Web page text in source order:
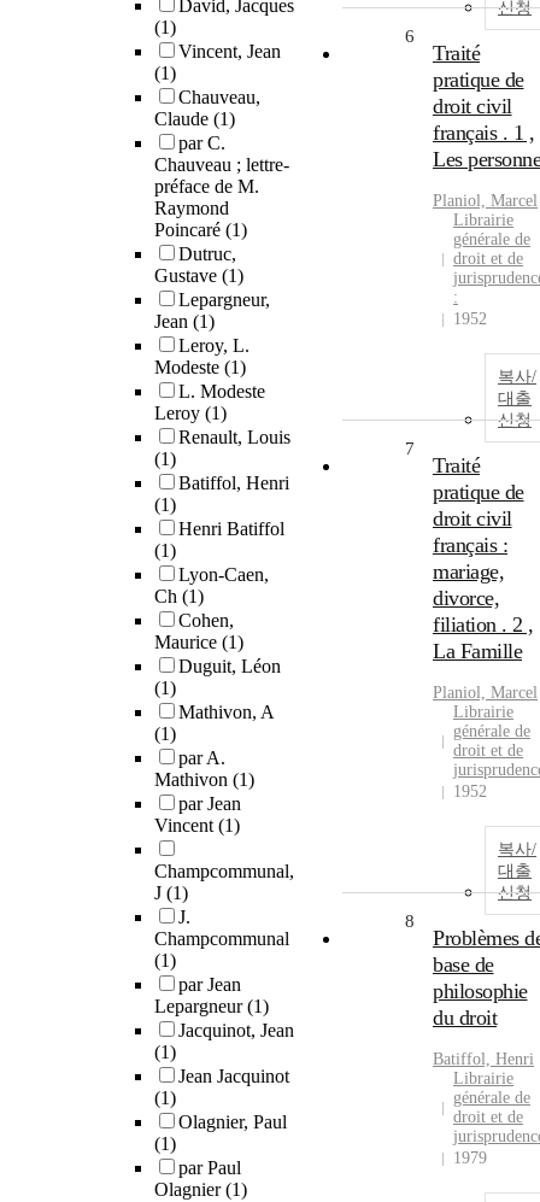
David, Jacques
(1)
Vincent, Jean
(1)
Chauveau,
Claude (1)
par C.
Chauveau ; lettre-
préface de M.
Raymond
Poincaré (1)
Dutruc,
Gustave (1)
Lepargneur,
Jean (1)
Leroy, L.
Modeste (1)
L. Modeste
Leroy (1)
Renault, Louis
(1)
Batiffol, Henri
(1)
Henri Batiffol
(1)
Lyon-Caen,
Ch (1)
Cohen,
Maurice (1)
Duguit, Léon
(1)
Mathivon, A
(1)
par A.
Mathivon (1)
par Jean
Vincent(1)
Champcommunal,
J (1)
J.
Champcommunal
(1)
par Jean
Lepargneur(1)
Jacquinot, Jean
(1)
Jean Jacquinot
(1)
Olagnier, Paul
(1)
par Paul
Olagnier(1)
신청
6
Traité
pratique de
droit civil
français . 1 ,
Les
Planiol, Marcel
Librairie
générale de
droit et de
:
1952
복사/
대출
신청
7
Traité
pratique de
droit civil
français :
mariage,
divorce,
filiation . 2 ,
La Famille
Planiol, Marcel
Librairie
générale de
droit et de
1952
복사/
대출
신청
8
Problèmes
base de
philosophie
du droit
Batiffol, Henri
Librairie
générale de
droit et de
1979